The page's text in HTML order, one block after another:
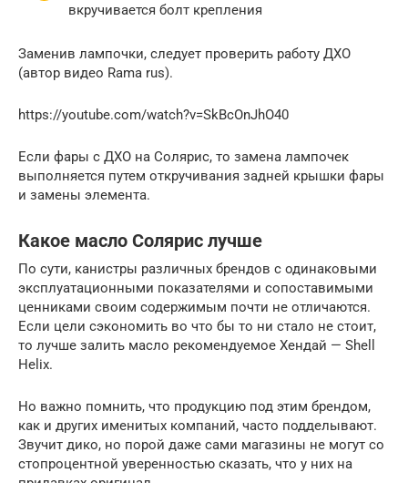
вкручивается болт крепления
Заменив лампочки, следует проверить работу ДХО
(автор видео Rama rus).
https://youtube.com/watch?v=SkBcOnJhO40
Если фары с ДХО на Солярис, то замена лампочек
выполняется путем откручивания задней крышки фары
и замены элемента.
Какое масло Солярис лучше
По сути, канистры различных брендов с одинаковыми
эксплуатационными показателями и сопоставимыми
ценниками своим содержимым почти не отличаются.
Если цели сэкономить во что бы то ни стало не стоит,
то лучше залить масло рекомендуемое Хендай — Shell
Helix.
Но важно помнить, что продукцию под этим брендом,
как и других именитых компаний, часто подделывают.
Звучит дико, но порой даже сами магазины не могут со
стопроцентной уверенностью сказать, что у них на